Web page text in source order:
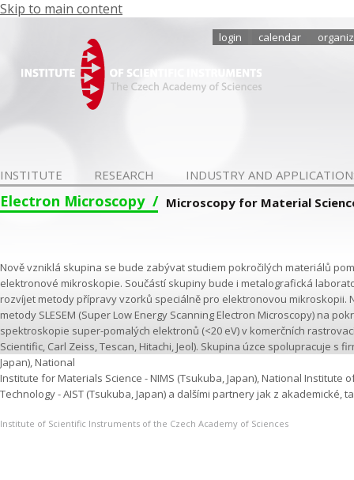
Skip to main content
login calendar
INSTITUTE RESEARCH INDUSTRY AND
Electron Microscopy Microscopy for Material
Nově vzniklá skupina se bude zabývat studiem pokročilých materiálů
elektronové mikroskopie. Součástí skupiny bude i metalografická
rozvíjet metody přípravy vzorků speciálně pro elektronovou mikroskopii.
metody SLESEM (Super Low Energy Scanning Electron Microscopy) na
spektroskopie super-pomalých elektronů (<20 eV) v komerčních
Scientific, Carl Zeiss, Tescan, Hitachi, Jeol). Skupina úzce spolupracuje s
Japan), National
Institute for Materials Science - NIMS (Tsukuba, Japan), National Institute
Technology - AIST (Tsukuba, Japan) a dalšími partnery jak z akademické,
Institute of Scientific Instruments of the Czech Academy of Sciences